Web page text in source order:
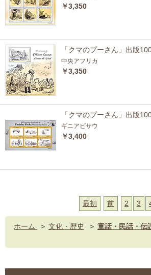
￥3,350
「クマのプーさん」出版
中央アフリカ
￥3,350
「クマのプーさん」出版
ギニアビサウ
￥3,400
最初
前 2 3
ホーム > 文化・歴史 > 童話・民話・伝